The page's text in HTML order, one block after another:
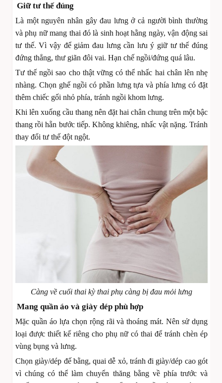
Giữ tư thế đúng
Là một nguyên nhân gây đau lưng ở cả người bình thường
và phụ nữ mang thai đó là sinh hoạt hằng ngày, vận động sai
tư thế. Vì vậy để giảm đau lưng cần lưu ý giữ tư thế đúng
đứng thẳng, thư giãn đôi vai. Hạn chế ngồi/đứng quá lâu.
Tư thế ngồi sao cho thật vững có thể nhấc hai chân lên nhẹ
nhàng. Chọn ghế ngồi có phần lưng tựa và phía lưng có đặt
thêm chiếc gối nhỏ phía, tránh ngồi khom lưng.
Khi lên xuống cầu thang nên đặt hai chân chung trên một bậc
thang rồi hẵn bước tiếp. Không khiêng, nhấc vật nặng. Tránh
thay đổi tư thế đột ngột.
Càng về cuối thai kỳ thai phụ càng bị đau mỏi lưng
Mang quần áo và giày dép phù hợp
Mặc quần áo lựa chọn rộng rãi và thoáng mát. Nên sử dụng
loại được thiết kế riêng cho phụ nữ có thai để tránh chèn ép
vùng bụng và lưng.
Chọn giày/dép đế bằng, quai dễ xỏ, tránh đi giày/dép cao gót
vì chúng có thể làm chuyển thăng bằng về phía trước và